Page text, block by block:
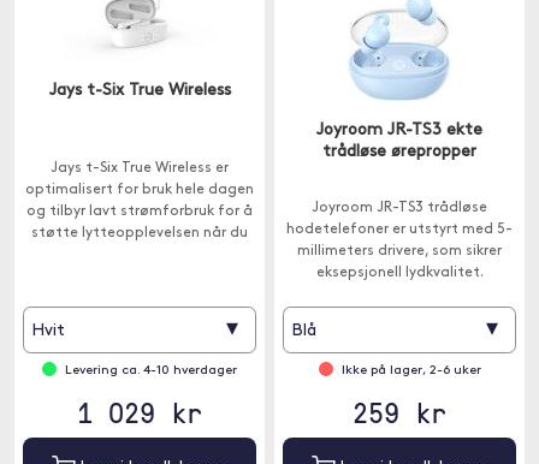
Jays t-Six True Wireless
Jays t-Six True Wireless er
optimalisert for bruk hele dagen
og tilbyr lavt strømforbruk for å
støtte lytteopplevelsen når du
Hvit ▾
Levering ca. 4-10 hverdager
1 029 kr
Joyroom JR-TS3 ekte
trådløse ørepropper
Joyroom JR-TS3 trådløse
hodetelefoner er utstyrt med 5-
millimeters drivere, som sikrer
eksepsjonell lydkvalitet.
Blå ▾
Ikke på lager, 2-6 uker
259 kr